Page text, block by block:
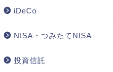
iDeCo
NISA・つみたてNISA
投資信託